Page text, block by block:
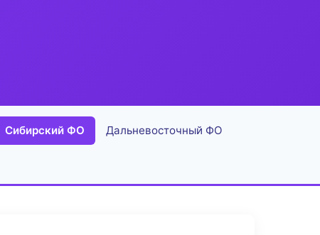
Сибирский ФО Дальневосточный ФО